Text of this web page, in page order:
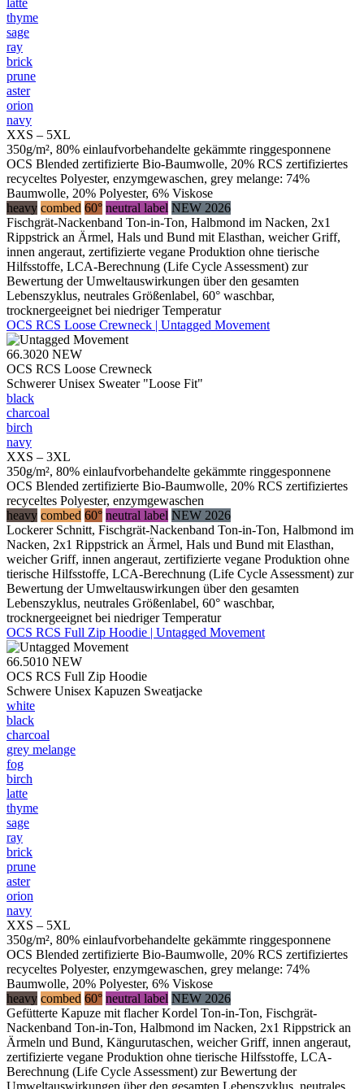
thyme
sage
ray
brick
prune
aster
orion
navy
XXS – 5XL
350g/m², 80% einlaufvorbehandelte gekämmte ringgesponnene
OCS Blended zertifizierte Bio-Baumwolle, 20% RCS zertifiziertes
recyceltes Polyester, enzymgewaschen, grey melange: 74%
Baumwolle, 20% Polyester, 6% Viskose
heavy combed 60° neutral label NEW 2026
Fischgrät-Nackenband Ton-in-Ton, Halbmond im Nacken, 2x1
Rippstrick an Ärmel, Hals und Bund mit Elasthan, weicher Griff,
innen angeraut, zertifizierte vegane Produktion ohne tierische
Hilfsstoffe, LCA-Berechnung (Life Cycle Assessment) zur
Bewertung der Umweltauswirkungen über den gesamten
Lebenszyklus, neutrales Größenlabel, 60° waschbar,
trocknergeeignet bei niedriger Temperatur
OCS RCS Loose Crewneck | Untagged Movement
66.3020 NEW
OCS RCS Loose Crewneck
Schwerer Unisex Sweater "Loose Fit"
black
charcoal
birch
navy
XXS – 3XL
350g/m², 80% einlaufvorbehandelte gekämmte ringgesponnene
OCS Blended zertifizierte Bio-Baumwolle, 20% RCS zertifiziertes
recyceltes Polyester, enzymgewaschen
heavy combed 60° neutral label NEW 2026
Lockerer Schnitt, Fischgrät-Nackenband Ton-in-Ton, Halbmond im
Nacken, 2x1 Rippstrick an Ärmel, Hals und Bund mit Elasthan,
weicher Griff, innen angeraut, zertifizierte vegane Produktion ohne
tierische Hilfsstoffe, LCA-Berechnung (Life Cycle Assessment) zur
Bewertung der Umweltauswirkungen über den gesamten
Lebenszyklus, neutrales Größenlabel, 60° waschbar,
trocknergeeignet bei niedriger Temperatur
OCS RCS Full Zip Hoodie | Untagged Movement
66.5010 NEW
OCS RCS Full Zip Hoodie
Schwere Unisex Kapuzen Sweatjacke
white
black
charcoal
grey melange
fog
birch
latte
thyme
sage
ray
brick
prune
aster
orion
navy
XXS – 5XL
350g/m², 80% einlaufvorbehandelte gekämmte ringgesponnene
OCS Blended zertifizierte Bio-Baumwolle, 20% RCS zertifiziertes
recyceltes Polyester, enzymgewaschen, grey melange: 74%
Baumwolle, 20% Polyester, 6% Viskose
heavy combed 60° neutral label NEW 2026
Gefütterte Kapuze mit flacher Kordel Ton-in-Ton, Fischgrät-
Nackenband Ton-in-Ton, Halbmond im Nacken, 2x1 Rippstrick an
Ärmeln und Bund, Kängurutaschen, weicher Griff, innen angeraut,
zertifizierte vegane Produktion ohne tierische Hilfsstoffe, LCA-
Berechnung (Life Cycle Assessment) zur Bewertung der
Umweltauswirkungen über den gesamten Lebenszyklus, neutrales